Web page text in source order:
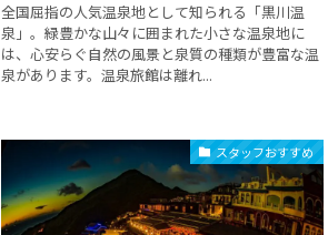
全国屈指の人気温泉地として知られる「黒川温
泉」。緑豊かな山々に囲まれた小さな温泉地に
は、心安らぐ自然の風景と泉質の種類が豊富な温
泉があります。温泉旅館は離れ...
スタッフおすすめ